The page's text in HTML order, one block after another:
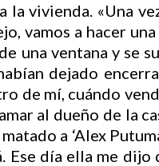
la vivienda. «Una
vamos a hacer
una ventana y se
dejado
de mí, cuándo
al dueño de la
a ‘Alex
Ese día ella me dijo